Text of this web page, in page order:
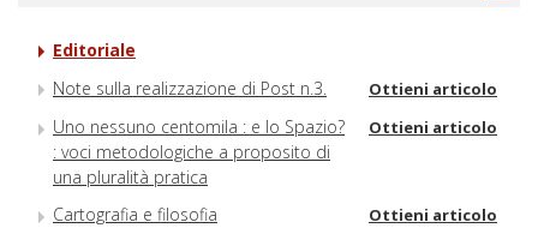
Editoriale
Note sulla realizzazione di Post n.3.
Ottieni articolo
Uno nessuno centomila : e lo Spazio?
: voci metodologiche a proposito di
una pluralità pratica
Ottieni articolo
Cartografia e filosofia Ottieni articolo